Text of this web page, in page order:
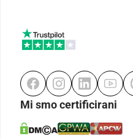
Mi smo certificirani